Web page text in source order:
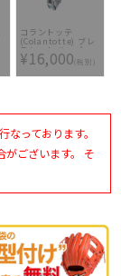
コラントッテ
(Colantotte) ブレ
スレット ループ
CARBOLAY
ABAEH
¥16,000(税別)
っております。
がございます。 そ